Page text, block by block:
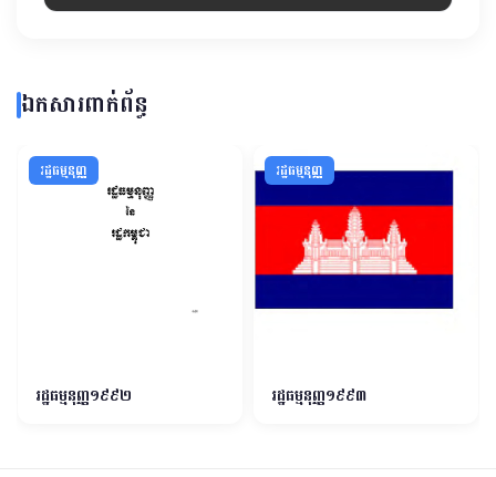
ឯកសារពាក់ព័ន្ធ
រដ្ឋធម្មនុញ្ញ
រដ្ឋធម្មនុញ្ញ១៩៩២
រដ្ឋធម្មនុញ្ញ
រដ្ឋធម្មនុញ្ញ១៩៩៣